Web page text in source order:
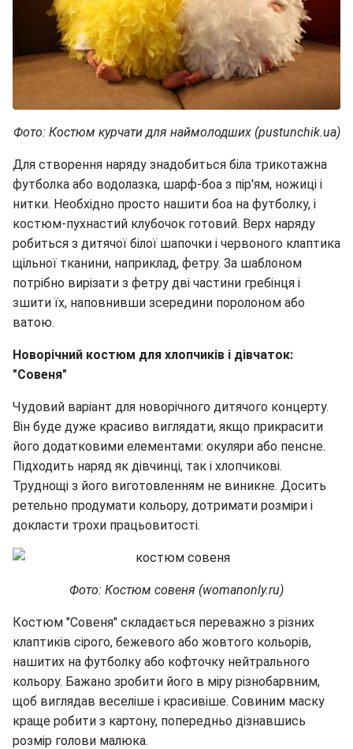
Фото: Костюм курчати для наймолодших (pustunchik.ua)
Для створення наряду знадобиться біла трикотажна
футболка або водолазка, шарф-боа з пір'ям, ножиці і
нитки. Необхідно просто нашити боа на футболку, і
костюм-пухнастий клубочок готовий. Верх наряду
робиться з дитячої білої шапочки і червоного клаптика
щільної тканини, наприклад, фетру. За шаблоном
потрібно вирізати з фетру дві частини гребінця і
зшити їх, наповнивши зсередини поролоном або
ватою.
Новорічний костюм для хлопчиків і дівчаток:
"Совеня"
Чудовий варіант для новорічного дитячого концерту.
Він буде дуже красиво виглядати, якщо прикрасити
його додатковими елементами: окуляри або пенсне.
Підходить наряд як дівчинці, так і хлопчикові.
Труднощі з його виготовленням не виникне. Досить
ретельно продумати кольору, дотримати розміри і
докласти трохи працьовитості.
Фото: Костюм совеня (womanonly.ru)
Костюм "Совеня" складається переважно з різних
клаптиків сірого, бежевого або жовтого кольорів,
нашитих на футболку або кофточку нейтрального
кольору. Бажано зробити його в міру різнобарвним,
щоб виглядав веселіше і красивіше. Совиним маску
краще робити з картону, попередньо дізнавшись
розмір голови малюка.